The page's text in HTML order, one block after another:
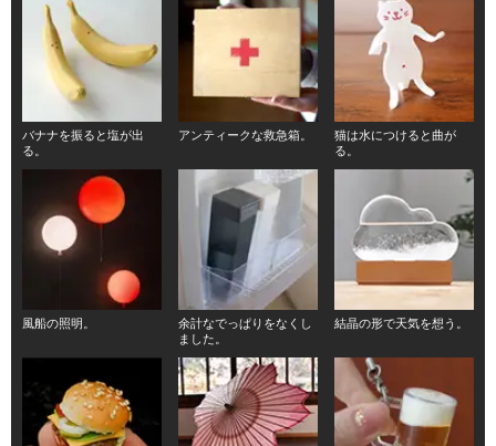
バナナを振ると塩が出
る。
アンティークな救急箱。
猫は水につけると曲が
る。
風船の照明。
余計なでっぱりをなくし
ました。
結晶の形で天気を想う。